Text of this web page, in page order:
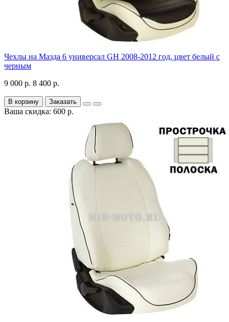
Чехлы на Мазда 6 универсал GH 2008-2012 год, цвет белый с
черным
9 000 р. 8 400 р.
В корзину Заказать
Ваша скидка: 600 р.